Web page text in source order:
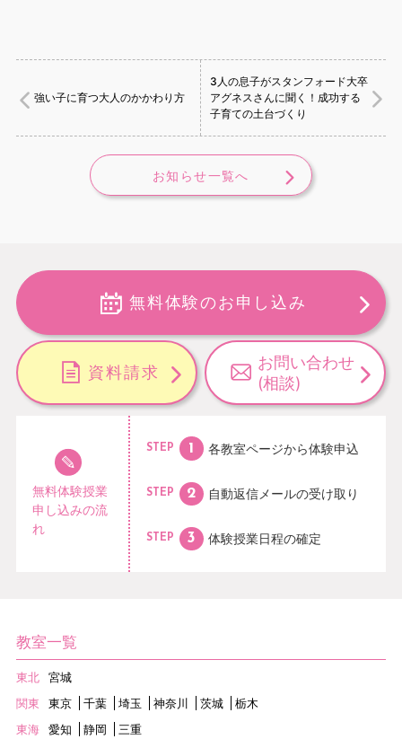
強い子に育つ大人のかかわり方
3人の息子がスタンフォード大卒
アグネスさんに聞く！成功する
子育ての土台づくり
お知らせ一覧へ
無料体験のお申し込み
資料請求
お問い合わせ
(相談)
無料体験授業
申し込みの流
れ
STEP 各教室ページから体験申込
STEP 自動返信メールの受け取り
STEP 体験授業日程の確定
教室一覧
東北
宮城
関東
東京 千葉 埼玉 神奈川 茨城
栃木
東海
愛知 静岡
三重